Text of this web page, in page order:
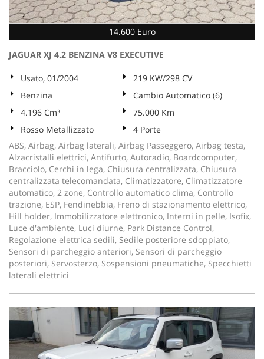
14.600 Euro
JAGUAR XJ 4.2 BENZINA V8 EXECUTIVE
Usato, 01/2004
219 KW/298 CV
Benzina
Cambio Automatico (6)
4.196 Cm³
75.000 Km
Rosso Metallizzato
4 Porte
ABS, Airbag, Airbag laterali, Airbag Passeggero, Airbag testa,
Alzacristalli elettrici, Antifurto, Autoradio, Boardcomputer,
Bracciolo, Cerchi in lega, Chiusura centralizzata, Chiusura
centralizzata telecomandata, Climatizzatore, Climatizzatore
automatico, 2 zone, Controllo automatico clima, Controllo
trazione, ESP, Fendinebbia, Freno di stazionamento elettrico,
Hill holder, Immobilizzatore elettronico, Interni in pelle, Isofix,
Luce d'ambiente, Luci diurne, Park Distance Control,
Regolazione elettrica sedili, Sedile posteriore sdoppiato,
Sensori di parcheggio anteriori, Sensori di parcheggio
posteriori, Servosterzo, Sospensioni pneumatiche, Specchietti
laterali elettrici